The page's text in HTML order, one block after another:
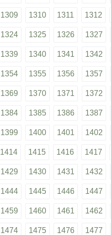
1309 1310 1311 1312
1324 1325 1326 1327
1339 1340 1341 1342
1354 1355 1356 1357
1369 1370 1371 1372
1384 1385 1386 1387
1399 1400 1401 1402
1414 1415 1416 1417
1429 1430 1431 1432
1444 1445 1446 1447
1459 1460 1461 1462
1474 1475 1476 1477